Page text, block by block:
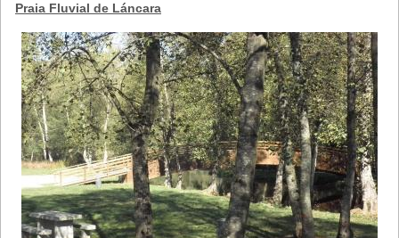
Praia Fluvial de Láncara